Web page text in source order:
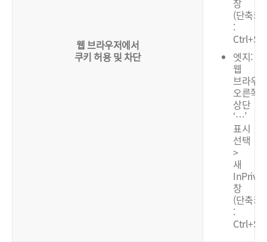
웹 브라우저에서
쿠키 허용 및 차단
창
(단축키
:
엣지:
웹
브라우저
오른쪽
상단
‘…’
표시
선택
>
새
창
(단축키
: